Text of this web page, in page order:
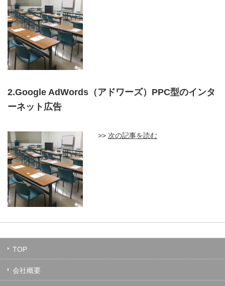
2.Google AdWords（アドワーズ）PPC型のインタ
ーネット広告
>> 次の記事を読む
TOP
会社概要